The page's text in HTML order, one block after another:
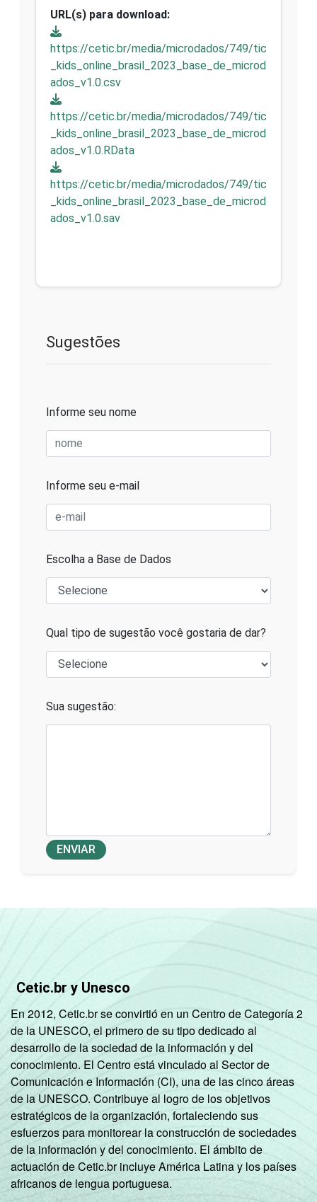
URL(s) para download:
https://cetic.br/media/microdados/749/tic
_kids_online_brasil_2023_base_de_microd
ados_v1.0.csv
https://cetic.br/media/microdados/749/tic
_kids_online_brasil_2023_base_de_microd
ados_v1.0.RData
https://cetic.br/media/microdados/749/tic
_kids_online_brasil_2023_base_de_microd
ados_v1.0.sav
Sugestões
Informe seu nome
Informe seu e-mail
Escolha a Base de Dados
Qual tipo de sugestão você gostaria de dar?
Sua sugestão:
ENVIAR
Cetic.br y Unesco
En 2012, Cetic.br se convirtió en un Centro de Categoría 2
de la UNESCO, el primero de su tipo dedicado al
desarrollo de la sociedad de la información y del
conocimiento. El Centro está vinculado al Sector de
Comunicación e Información (CI), una de las cinco áreas
de la UNESCO. Contribuye al logro de los objetivos
estratégicos de la organización, fortaleciendo sus
esfuerzos para monitorear la construcción de sociedades
de la información y del conocimiento. El ámbito de
actuación de Cetic.br incluye América Latina y los países
africanos de lengua portuguesa.